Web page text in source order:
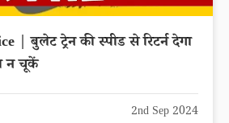
| बुलेट ट्रेन की स्पीड से रिटर्न देगा
न चूकें
2nd Sep 2024